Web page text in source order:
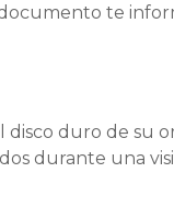
te
disco duro de su
durante una